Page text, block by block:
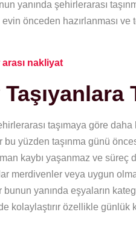
yanında şehirlerarası
önceden hazırlanması
nakliyat
taşımaya göre
yüzden taşınma günü
kaybı yaşanmaz ve
merdivenler veya uygun
bunun yanında eşyaların
özellikle günlük